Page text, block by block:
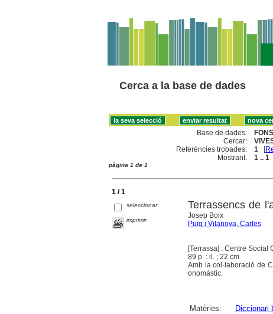
Cerca a la base de dades
Base de dades:
FONS
Cercar:
Referències trobades:
1 [
Mostrant:
1 .. 1
pàgina 1 de 1
1 / 1
seleccionar
imprimir
Terrassencs de
Josep Boix
Puig i Vilanova, Carles
[Terrassa] : Centre Social
89 p. : il. ; 22 cm
Amb la col·laboració de
onomàstic.
Matèries: Diccionari